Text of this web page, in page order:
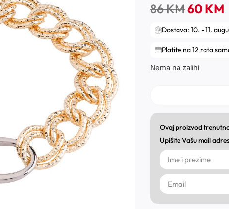
86KM60 KM
Dostava: 10. - 11.
Platite na 12 rata
Nema na zalihi
Ovaj proizvod
Upišite Vašu mail